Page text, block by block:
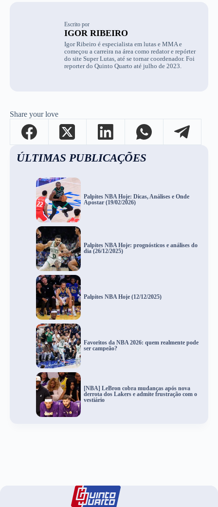
Escrito por
IGOR RIBEIRO
Igor Ribeiro é especialista em lutas e MMA e
começou a carreira na área como redator e repórter
do site Super Lutas, até se tornar coordenador. Foi
reporter do Quinto Quarto até julho de 2023.
Share your love
ÚLTIMAS PUBLICAÇÕES
Palpites NBA Hoje: Dicas, Análises e Onde
Apostar (19/02/2026)
Palpites NBA Hoje: prognósticos e análises do
dia (26/12/2025)
Palpites NBA Hoje (12/12/2025)
Favoritos da NBA 2026: quem realmente pode
ser campeão?
[NBA] LeBron cobra mudanças após nova
derrota dos Lakers e admite frustração com o
vestiário